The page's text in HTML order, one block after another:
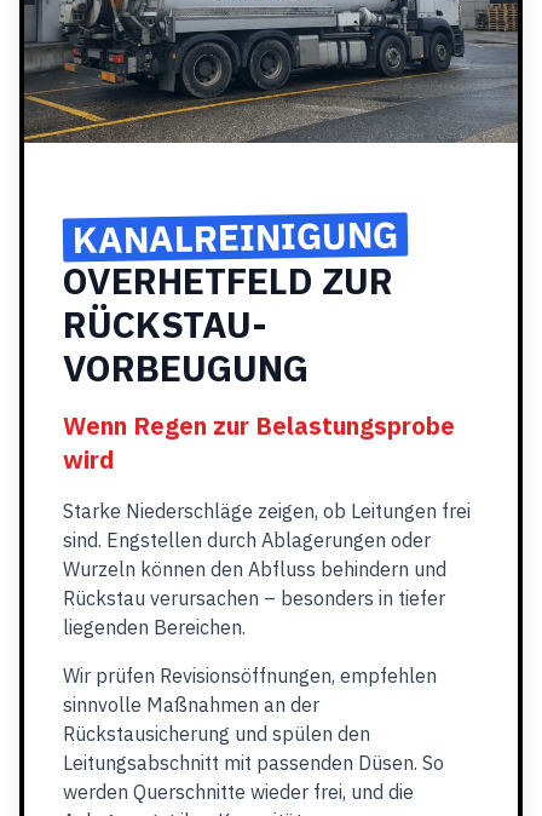
KANALREINIGUNG
OVERHETFELD ZUR
RÜCKSTAU-
VORBEUGUNG
Wenn Regen zur Belastungsprobe
wird
Starke Niederschläge zeigen, ob Leitungen frei
sind. Engstellen durch Ablagerungen oder
Wurzeln können den Abfluss behindern und
Rückstau verursachen – besonders in tiefer
liegenden Bereichen.
Wir prüfen Revisionsöffnungen, empfehlen
sinnvolle Maßnahmen an der
Rückstausicherung und spülen den
Leitungsabschnitt mit passenden Düsen. So
werden Querschnitte wieder frei, und die